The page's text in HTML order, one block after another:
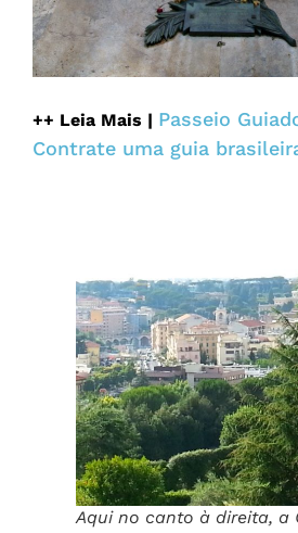
++ Leia Mais | Passeio
Contrate uma guia
Aqui no canto à direita, a